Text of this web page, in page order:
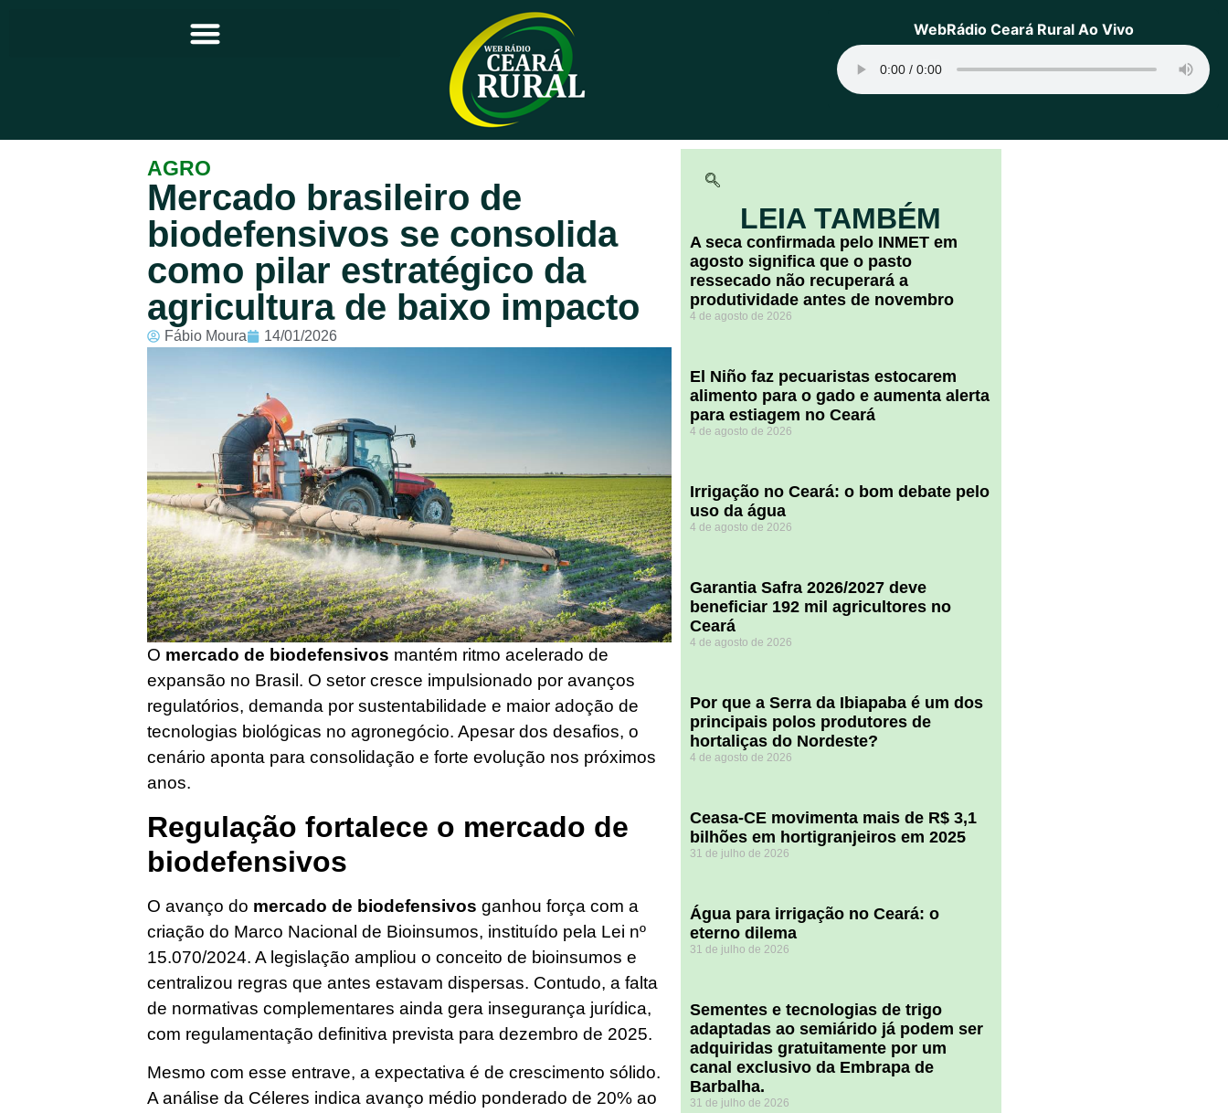
Principal
Notícias
Programação
Equipe
Contato
Sobre
WebRádio Ceará Rural Ao Vivo
AGRO
Mercado brasileiro de
biodefensivos se consolida
como pilar estratégico da
agricultura de baixo impacto
Fábio Moura 14/01/2026
O mercado de biodefensivos mantém ritmo acelerado de
expansão no Brasil. O setor cresce impulsionado por avanços
regulatórios, demanda por sustentabilidade e maior adoção de
tecnologias biológicas no agronegócio. Apesar dos desafios, o
cenário aponta para consolidação e forte evolução nos próximos
anos.
Regulação fortalece o mercado de
biodefensivos
O avanço do mercado de biodefensivos ganhou força com a
criação do Marco Nacional de Bioinsumos, instituído pela Lei nº
15.070/2024. A legislação ampliou o conceito de bioinsumos e
centralizou regras que antes estavam dispersas. Contudo, a falta
de normativas complementares ainda gera insegurança jurídica,
com regulamentação definitiva prevista para dezembro de 2025.
Mesmo com esse entrave, a expectativa é de crescimento sólido.
A análise da Céleres indica avanço médio ponderado de 20% ao
LEIA TAMBÉM
A seca confirmada pelo INMET em
agosto significa que o pasto
ressecado não recuperará a
produtividade antes de novembro
4 de agosto de 2026
El Niño faz pecuaristas estocarem
alimento para o gado e aumenta alerta
para estiagem no Ceará
4 de agosto de 2026
Irrigação no Ceará: o bom debate pelo
uso da água
4 de agosto de 2026
Garantia Safra 2026/2027 deve
beneficiar 192 mil agricultores no
Ceará
4 de agosto de 2026
Por que a Serra da Ibiapaba é um dos
principais polos produtores de
hortaliças do Nordeste?
4 de agosto de 2026
Ceasa-CE movimenta mais de R$ 3,1
bilhões em hortigranjeiros em 2025
31 de julho de 2026
Água para irrigação no Ceará: o
eterno dilema
31 de julho de 2026
Sementes e tecnologias de trigo
adaptadas ao semiárido já podem ser
adquiridas gratuitamente por um
canal exclusivo da Embrapa de
Barbalha.
31 de julho de 2026